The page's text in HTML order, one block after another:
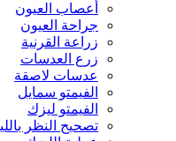
أعصاب العيون
جراحة العيون
زراعة القرنية
زرع العدسات
عدسات لاصقة
الفيمتو سمايل
الفيمتو ليزك
تصحيح النظر